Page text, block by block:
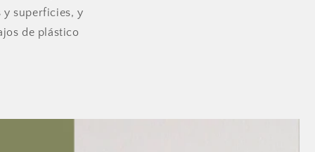
y superficies, y
de plástico